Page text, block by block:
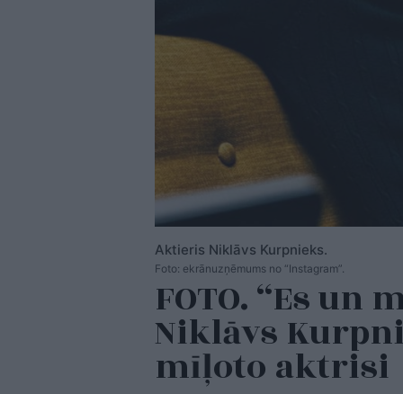
Aktieris Niklāvs Kurpnieks.
Foto: ekrānuzņēmums no “Instagram”.
FOTO. “Es un
Niklāvs
mīļoto aktrisi